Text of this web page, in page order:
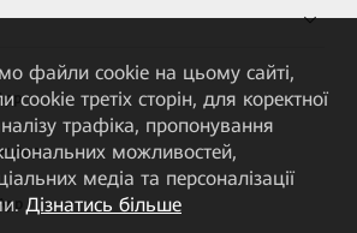
App
файли cookie на цьому сайті,
третіх сторін, для коректної
трафіка, пропонування
можливостей,
медіа та персоналізації
Дізнатись більше